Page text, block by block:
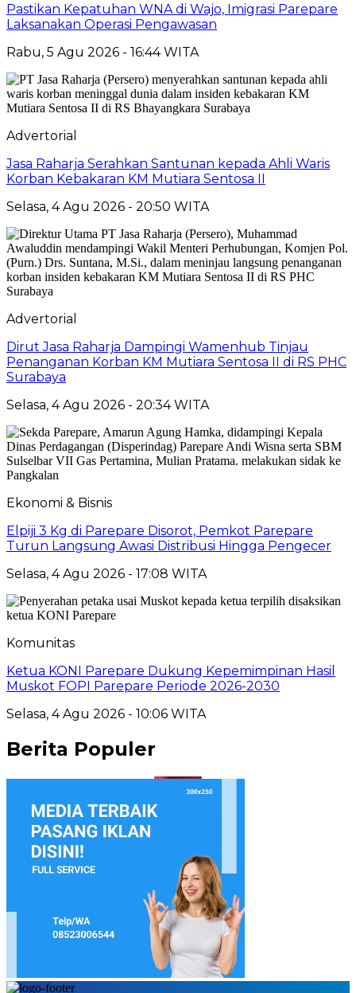
Pastikan Kepatuhan WNA di Wajo, Imigrasi Parepare
Laksanakan Operasi Pengawasan
Rabu, 5 Agu 2026 - 16:44 WITA
Advertorial
Jasa Raharja Serahkan Santunan kepada Ahli Waris
Korban Kebakaran KM Mutiara Sentosa II
Selasa, 4 Agu 2026 - 20:50 WITA
Advertorial
Dirut Jasa Raharja Dampingi Wamenhub Tinjau
Penanganan Korban KM Mutiara Sentosa II di RS PHC
Surabaya
Selasa, 4 Agu 2026 - 20:34 WITA
Ekonomi & Bisnis
Elpiji 3 Kg di Parepare Disorot, Pemkot Parepare
Turun Langsung Awasi Distribusi Hingga Pengecer
Selasa, 4 Agu 2026 - 17:08 WITA
Komunitas
Ketua KONI Parepare Dukung Kepemimpinan Hasil
Muskot FOPI Parepare Periode 2026-2030
Selasa, 4 Agu 2026 - 10:06 WITA
Berita Populer